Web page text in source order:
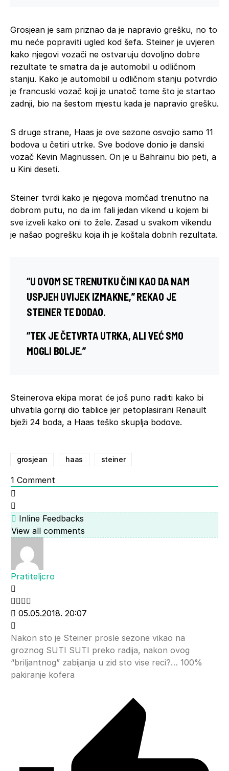
Grosjean je sam priznao da je napravio grešku, no to
mu neće popraviti ugled kod šefa. Steiner je uvjeren
kako njegovi vozači ne ostvaruju dovoljno dobre
rezultate te smatra da je automobil u odličnom
stanju. Kako je automobil u odličnom stanju potvrdio
je francuski vozač koji je unatoč tome što je startao
zadnji, bio na šestom mjestu kada je napravio grešku.
S druge strane, Haas je ove sezone osvojio samo 11
bodova u četiri utrke. Sve bodove donio je danski
vozač Kevin Magnussen. On je u Bahrainu bio peti, a
u Kini deseti.
Steiner tvrdi kako je njegova momčad trenutno na
dobrom putu, no da im fali jedan vikend u kojem bi
sve izveli kako oni to žele. Zasad u svakom vikendu
je našao pogrešku koja ih je koštala dobrih rezultata.
“U OVOM SE TRENUTKU ČINI KAO DA NAM
USPJEH UVIJEK IZMAKNE,” REKAO JE
STEINER TE DODAO.
“TEK JE ČETVRTA UTRKA, ALI VEĆ SMO
MOGLI BOLJE.”
Steinerova ekipa morat će još puno raditi kako bi
uhvatila gornji dio tablice jer petoplasirani Renault
bježi 24 boda, a Haas teško skuplja bodove.
grosjean haas steiner
1 Comment
Inline Feedbacks
View all comments
Pratiteljcro
05.05.2018. 20:07
Nakon sto je Steiner prosle sezone vikao na
groznog SUTI SUTI preko radija, nakon ovog
“briljantnog” zabijanja u zid sto vise reci?… 100%
pakiranje kofera